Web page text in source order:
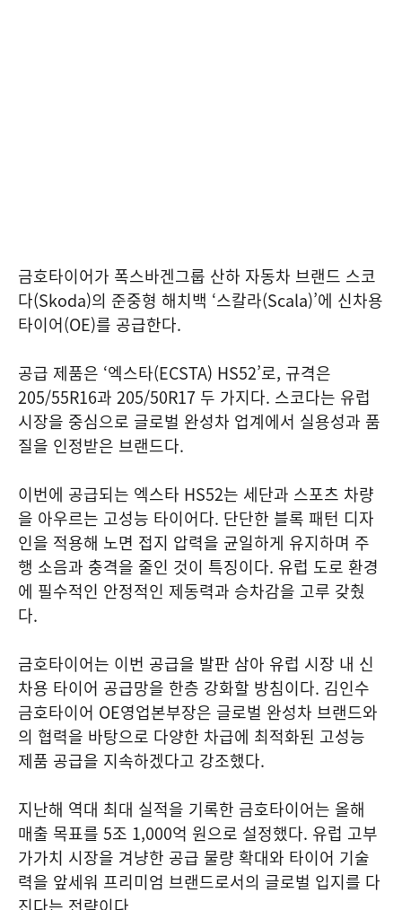
금호타이어가 폭스바겐그룹 산하 자동차 브랜드 스코
다(Skoda)의 준중형 해치백 ‘스칼라(Scala)’에 신차용
타이어(OE)를 공급한다.
공급 제품은 ‘엑스타(ECSTA) HS52’로, 규격은
205/55R16과 205/50R17 두 가지다. 스코다는 유럽
시장을 중심으로 글로벌 완성차 업계에서 실용성과 품
질을 인정받은 브랜드다.
이번에 공급되는 엑스타 HS52는 세단과 스포츠 차량
을 아우르는 고성능 타이어다. 단단한 블록 패턴 디자
인을 적용해 노면 접지 압력을 균일하게 유지하며 주
행 소음과 충격을 줄인 것이 특징이다. 유럽 도로 환경
에 필수적인 안정적인 제동력과 승차감을 고루 갖췄
다.
금호타이어는 이번 공급을 발판 삼아 유럽 시장 내 신
차용 타이어 공급망을 한층 강화할 방침이다. 김인수
금호타이어 OE영업본부장은 글로벌 완성차 브랜드와
의 협력을 바탕으로 다양한 차급에 최적화된 고성능
제품 공급을 지속하겠다고 강조했다.
지난해 역대 최대 실적을 기록한 금호타이어는 올해
매출 목표를 5조 1,000억 원으로 설정했다. 유럽 고부
가가치 시장을 겨냥한 공급 물량 확대와 타이어 기술
력을 앞세워 프리미엄 브랜드로서의 글로벌 입지를 다